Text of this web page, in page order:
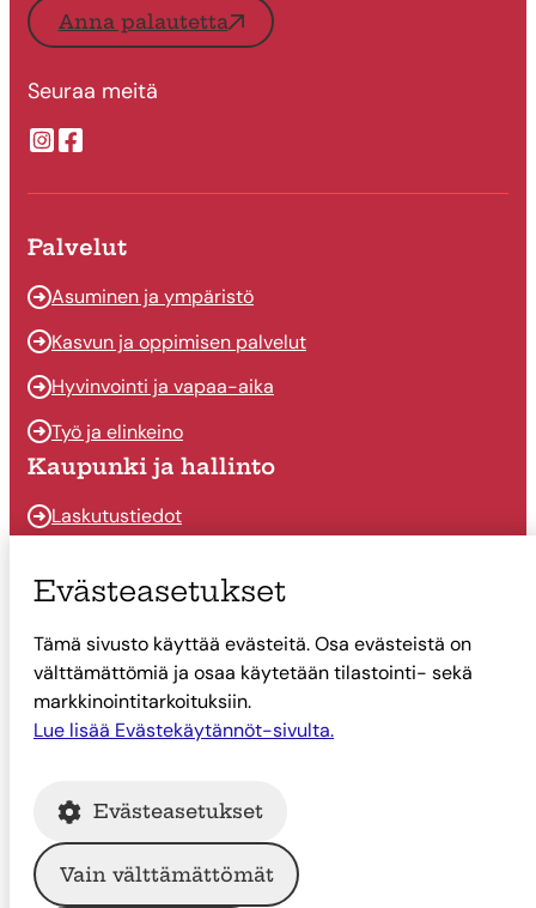
Anna palautetta
Seuraa meitä
Suonenjoen kaupungin Instragram
Suonenjoen kaupungin Facebook
Palvelut
Asuminen ja ympäristö
Kasvun ja oppimisen palvelut
Hyvinvointi ja vapaa-aika
Työ ja elinkeino
Kaupunki ja hallinto
Laskutustiedot
Päätöksenteko
Talous
Yhteystiedot
Tietoa Suonenjoesta
Tietoa Suonenjoesta
Evästeasetukset
Tämä sivusto käyttää evästeitä. Osa evästeistä on
välttämättömiä ja osaa käytetään tilastointi- sekä
markkinointitarkoituksiin.
Lue lisää Evästekäytännöt-sivulta.
Evästeasetukset
Vain välttämättömät